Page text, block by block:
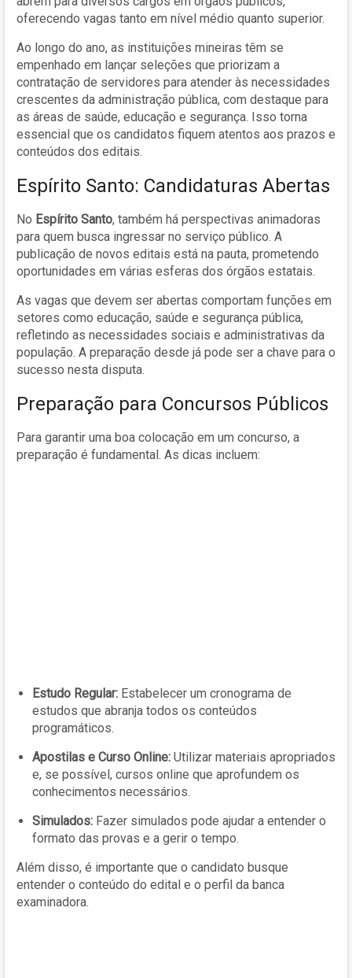
oferecendo vagas tanto em nível médio quanto superior.
Ao longo do ano, as instituições mineiras têm se
empenhado em lançar seleções que priorizam a
contratação de servidores para atender às necessidades
crescentes da administração pública, com destaque para
as áreas de saúde, educação e segurança. Isso torna
essencial que os candidatos fiquem atentos aos prazos e
conteúdos dos editais.
Espírito Santo: Candidaturas Abertas
No Espírito Santo, também há perspectivas animadoras
para quem busca ingressar no serviço público. A
publicação de novos editais está na pauta, prometendo
oportunidades em várias esferas dos órgãos estatais.
As vagas que devem ser abertas comportam funções em
setores como educação, saúde e segurança pública,
refletindo as necessidades sociais e administrativas da
população. A preparação desde já pode ser a chave para o
sucesso nesta disputa.
Preparação para Concursos Públicos
Para garantir uma boa colocação em um concurso, a
preparação é fundamental. As dicas incluem:
Estudo Regular: Estabelecer um cronograma de
estudos que abranja todos os conteúdos
programáticos.
Apostilas e Curso Online: Utilizar materiais apropriados
e, se possível, cursos online que aprofundem os
conhecimentos necessários.
Simulados: Fazer simulados pode ajudar a entender o
formato das provas e a gerir o tempo.
Além disso, é importante que o candidato busque
entender o conteúdo do edital e o perfil da banca
examinadora.